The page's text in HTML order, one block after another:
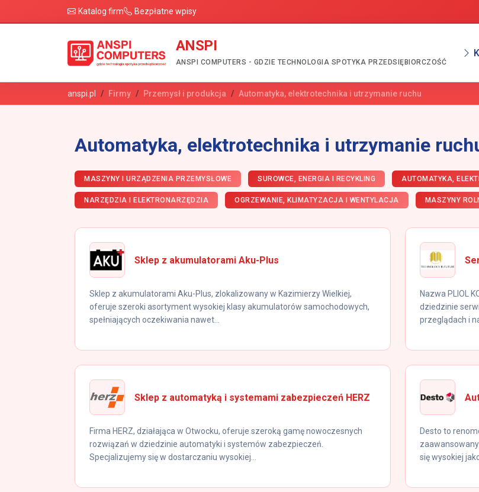
Katalog firm Bezpłatne wpisy
ANSPI
ANSPI COMPUTERS - GDZIE TECHNOLOGIA SPOTYKA PRZEDSIĘBIORCZOŚĆ
anspi.pl Firmy Przemysł i produkcja Automatyka, elektrotechnika i utrzymanie ruchu
Automatyka, elektrotechnika i utrzymanie
MASZYNY I URZĄDZENIA PRZEMYSŁOWE SUROWCE, ENERGIA I RECYKLING AUTOMATYKA,
NARZĘDZIA I ELEKTRONARZĘDZIA OGRZEWANIE, KLIMATYZACJA I WENTYLACJA MASZYNY
Sklep z akumulatorami Aku-Plus
Sklep z akumulatorami Aku-Plus, zlokalizowany w Kazimierzy Wielkiej,
oferuje szeroki asortyment wysokiej klasy akumulatorów samochodowych,
spełniających oczekiwania nawet...
Nazwa PLIOL
dziedzinie
przeglądach i
Sklep z automatyką i systemami zabezpieczeń HERZ
Firma HERZ, działająca w Otwocku, oferuje szeroką gamę nowoczesnych
rozwiązań w dziedzinie automatyki i systemów zabezpieczeń.
Specjalizujemy się w dostarczaniu wysokiej...
Desto to
się wysokiej